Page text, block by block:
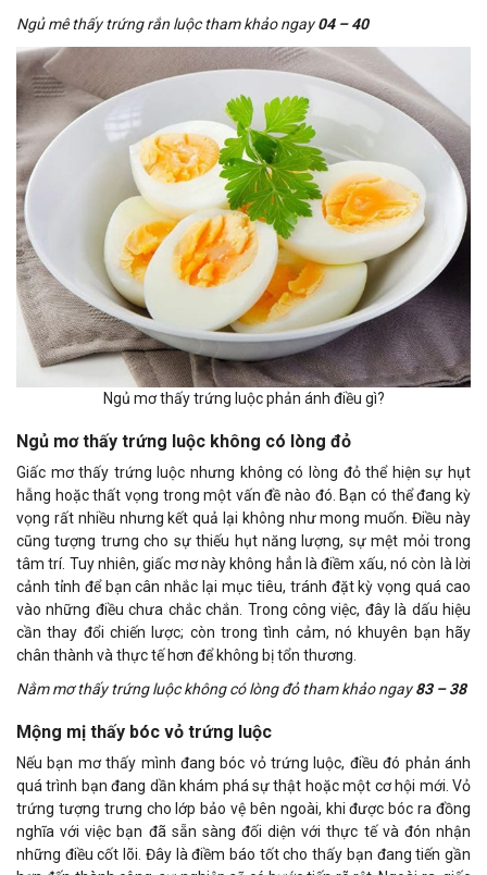
Ngủ mê thấy trứng rắn luộc tham khảo ngay04 – 40
Ngủ mơ thấy trứng luộc phản ánh điều gì?
Ngủ mơ thấy trứng luộc không có lòng đỏ
Giấc mơ thấy trứng luộc nhưng không có lòng đỏ thể hiện sự hụt
hẫng hoặc thất vọng trong một vấn đề nào đó. Bạn có thể đang kỳ
vọng rất nhiều nhưng kết quả lại không như mong muốn. Điều này
cũng tượng trưng cho sự thiếu hụt năng lượng, sự mệt mỏi trong
tâm trí. Tuy nhiên, giấc mơ này không hẳn là điềm xấu, nó còn là lời
cảnh tỉnh để bạn cân nhắc lại mục tiêu, tránh đặt kỳ vọng quá cao
vào những điều chưa chắc chắn. Trong công việc, đây là dấu hiệu
cần thay đổi chiến lược; còn trong tình cảm, nó khuyên bạn hãy
chân thành và thực tế hơn để không bị tổn thương.
Nằm mơ thấy trứng luộc không có lòng đỏ tham khảo ngay83 – 38
Mộng mị thấy bóc vỏ trứng luộc
Nếu bạn mơ thấy mình đang bóc vỏ trứng luộc, điều đó phản ánh
quá trình bạn đang dần khám phá sự thật hoặc một cơ hội mới. Vỏ
trứng tượng trưng cho lớp bảo vệ bên ngoài, khi được bóc ra đồng
nghĩa với việc bạn đã sẵn sàng đối diện với thực tế và đón nhận
những điều cốt lõi. Đây là điềm báo tốt cho thấy bạn đang tiến gần